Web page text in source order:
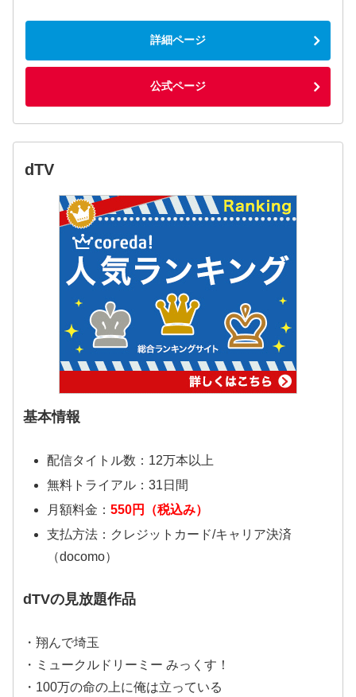
詳細ページ
公式ページ
dTV
基本情報
配信タイトル数：12万本以上
無料トライアル：31日間
月額料金： 550円（税込み）
支払方法：クレジットカード/キャリア決済
（docomo）
dTVの見放題作品
・翔んで埼玉
・ミュークルドリーミー みっくす！
・100万の命の上に俺は立っている